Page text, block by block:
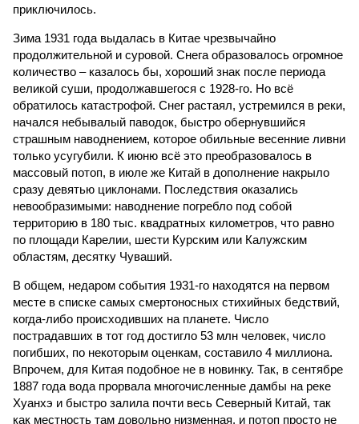
приключилось.
Зима 1931 года выдалась в Китае чрезвычайно
продолжительной и суровой. Снега образовалось огромное
количество – казалось бы, хороший знак после периода
великой суши, продолжавшегося с 1928-го. Но всё
обратилось катастрофой. Снег растаял, устремился в реки,
начался небывалый паводок, быстро обернувшийся
страшным наводнением, которое обильные весенние ливни
только усугубили. К июню всё это преобразовалось в
массовый потоп, в июле же Китай в дополнение накрыло
сразу девятью циклонами. Последствия оказались
невообразимыми: наводнение погребло под собой
территорию в 180 тыс. квадратных километров, что равно
по площади Карелии, шести Курским или Калужским
областям, десятку Чуваший.
В общем, недаром события 1931-го находятся на первом
месте в списке самых смертоносных стихийных бедствий,
когда-либо происходивших на планете. Число
пострадавших в тот год достигло 53 млн человек, число
погибших, по некоторым оценкам, составило 4 миллиона.
Впрочем, для Китая подобное не в новинку. Так, в сентябре
1887 года вода прорвала многочисленные дамбы на реке
Хуанхэ и быстро залила почти весь Северный Китай, так
как местность там довольно низменная, и потоп просто не